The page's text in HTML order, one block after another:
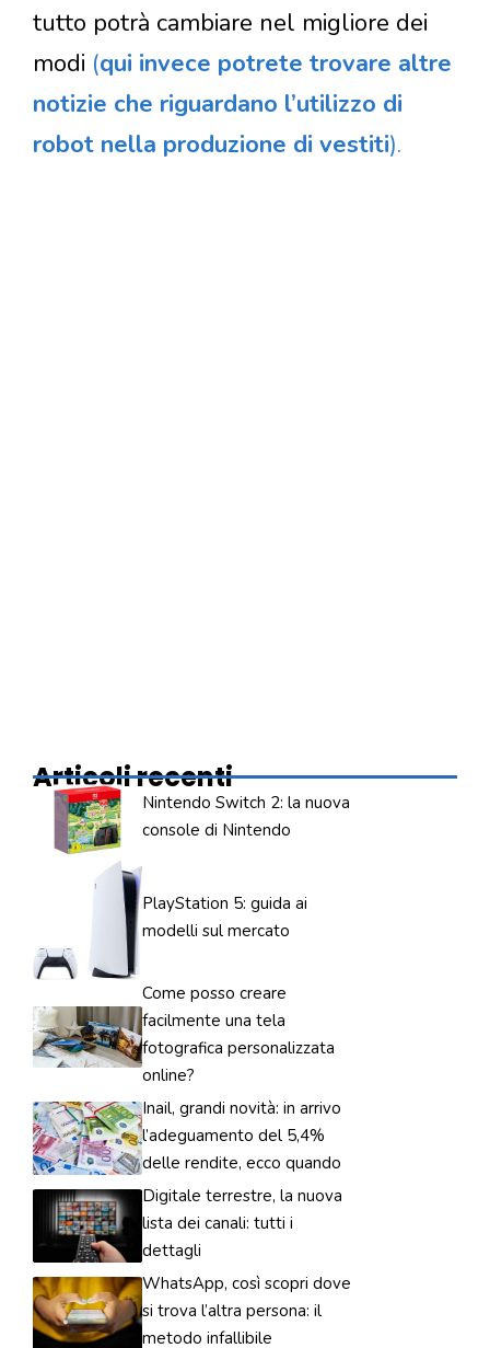
tutto potrà cambiare nel migliore dei
modi (qui invece potrete trovare altre
notizie che riguardano l’utilizzo di
robot nella produzione di vestiti).
Articoli recenti
Nintendo Switch 2: la nuova
console di Nintendo
PlayStation 5: guida ai
modelli sul mercato
Come posso creare
facilmente una tela
fotografica personalizzata
online?
Inail, grandi novità: in arrivo
l’adeguamento del 5,4%
delle rendite, ecco quando
Digitale terrestre, la nuova
lista dei canali: tutti i
dettagli
WhatsApp, così scopri dove
si trova l’altra persona: il
metodo infallibile